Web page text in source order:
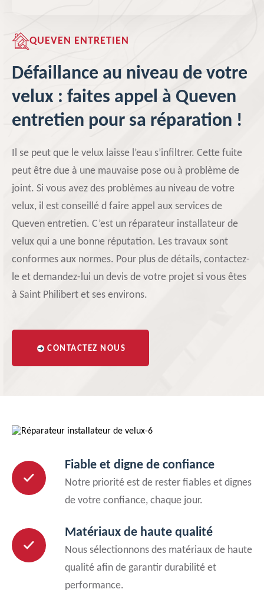
QUEVEN ENTRETIEN
Défaillance au niveau de votre
velux : faites appel à Queven
entretien pour sa réparation !
Il se peut que le velux laisse l’eau s’infiltrer. Cette fuite
peut être due à une mauvaise pose ou à problème de
joint. Si vous avez des problèmes au niveau de votre
velux, il est conseillé d faire appel aux services de
Queven entretien. C’est un réparateur installateur de
velux qui a une bonne réputation. Les travaux sont
conformes aux normes. Pour plus de détails, contactez-
le et demandez-lui un devis de votre projet si vous êtes
à Saint Philibert et ses environs.
CONTACTEZ NOUS
Fiable et digne de confiance
Notre priorité est de rester fiables et dignes
de votre confiance, chaque jour.
Matériaux de haute qualité
Nous sélectionnons des matériaux de haute
qualité afin de garantir durabilité et
performance.